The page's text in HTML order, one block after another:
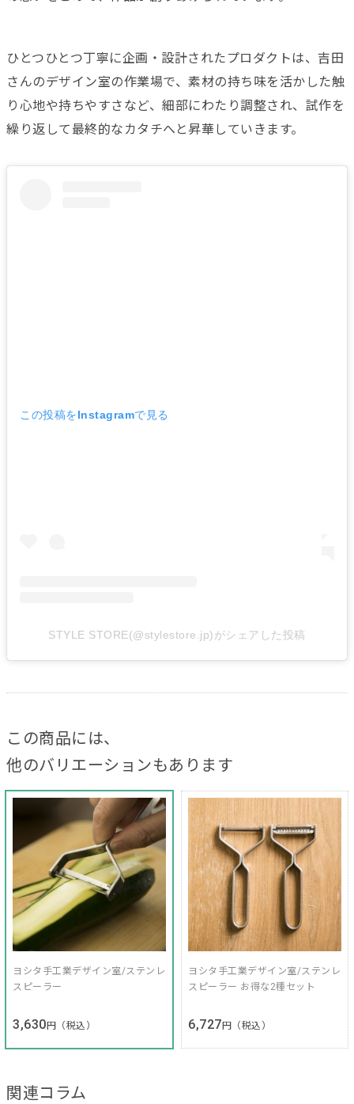
ひとつひとつ丁寧に企画・設計されたプロダクトは、吉田
さんのデザイン室の作業場で、素材の持ち味を活かした触
り心地や持ちやすさなど、細部にわたり調整され、試作を
繰り返して最終的なカタチへと昇華していきます。
この投稿をInstagramで見る
STYLE STORE(@stylestore.jp)がシェアした投稿
この商品には、
他のバリエーションもあります
ヨシタ手工業デザイン室/ステンレ
スピーラー
3,630 円（税込）
ヨシタ手工業デザイン室/ステンレ
スピーラー お得な2種セット
6,727 円（税込）
関連コラム